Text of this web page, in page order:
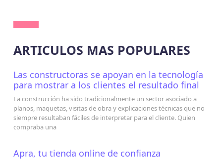
ARTICULOS MAS POPULARES
Las constructoras se apoyan en la tecnología
para mostrar a los clientes el resultado final
La construcción ha sido tradicionalmente un sector asociado a
planos, maquetas, visitas de obra y explicaciones técnicas que no
siempre resultaban fáciles de interpretar para el cliente. Quien
compraba una
Apra, tu tienda online de confianza